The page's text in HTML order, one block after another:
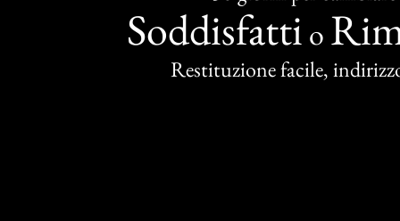
Soddisfatti o
Restituzione facile,